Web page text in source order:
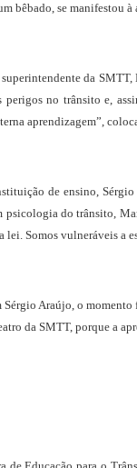
bêbado, se manifestou
da
perigos no trânsito e,
aprendizagem”,
de ensino,
psicologia do trânsito,
lei. Somos vulneráveis a
Sérgio Araújo, o
da SMTT, porque a